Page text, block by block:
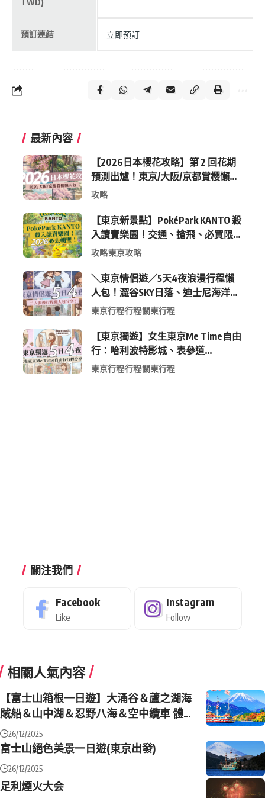
TWD)
預訂連結 立即預訂
最新內容
【2026日本櫻花攻略】第 2 回花期
預測出爐！東京/大阪/京都賞櫻懶人
包 (附最新時間表)
攻略
【東京新景點】PokéPark KANTO 殺
入讀賣樂園！交通、搶飛、必買限
定周邊全攻略
攻略東京攻略
＼東京情侶遊／5天4夜浪漫行程懶
人包！澀谷SKY日落、迪士尼海洋、
中目黑高質感咖啡廳全收錄
東京行程行程關東行程
【東京獨遊】女生東京Me Time自由
行：哈利波特影城、表參道
Shopping 與下北澤尋寶5日4夜慢活
東京行程行程關東行程
關注我們
Facebook
Like
Instagram
Follow
相關人氣內容
【富士山箱根一日遊】大涌谷＆蘆之湖海
賊船＆山中湖＆忍野八海＆空中纜車 體驗
之旅(東京出發)
26/12/2025
富士山絕色美景一日遊(東京出發)
26/12/2025
足利煙火大会